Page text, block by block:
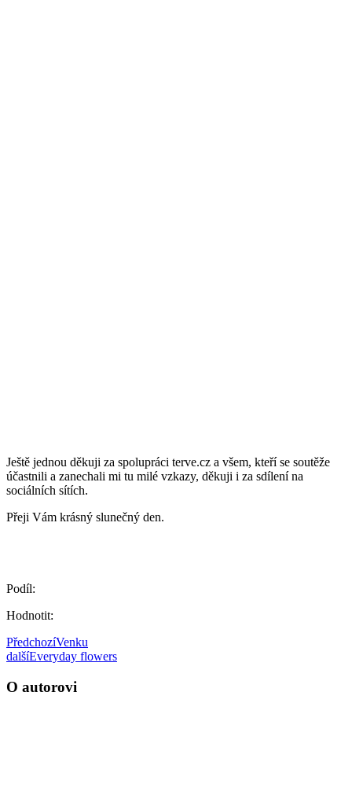
Ještě jednou děkuji za spolupráci terve.cz a všem, kteří se soutěže
účastnili a zanechali mi tu milé vzkazy, děkuji i za sdílení na
sociálních sítích.
Přeji Vám krásný slunečný den.
Podíl:
Hodnotit:
PředchozíVenku
dalšíEveryday flowers
O autorovi